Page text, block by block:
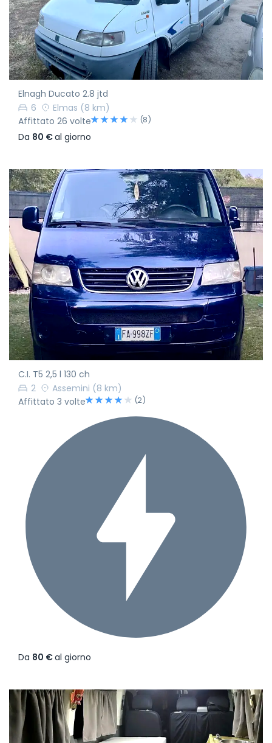
Elnagh Ducato 2.8 jtd
6
Elmas (8 km)
Affittato 26 volte
(8)
Da 80 €al giorno
C.I. T5 2,5 l 130 ch
2
Assemini (8 km)
Affittato 3 volte
(2)
Da 80 €al giorno